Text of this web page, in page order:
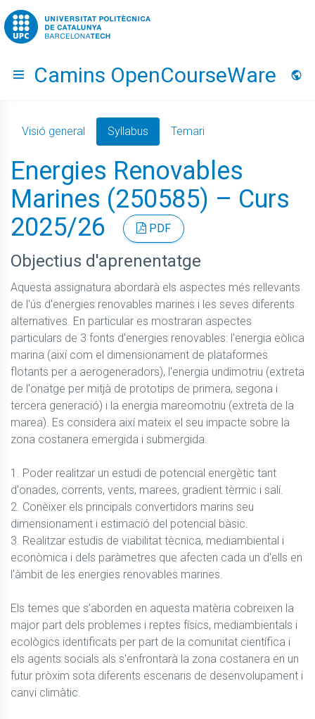
Go to upc.edu
Hide menu
Camins OpenCourseWare
Visió general Syllabus Temari
Energies Renovables
Marines (250585) – Curs
2025/26
PDF
Objectius d'aprenentatge
Aquesta assignatura abordarà els aspectes més rellevants
de l'ús d'energies renovables marines i les seves diferents
alternatives. En particular es mostraran aspectes
particulars de 3 fonts d'energies renovables: l'energia eòlica
marina (així com el dimensionament de plataformes
flotants per a aerogeneradors), l'energia undimotriu (extreta
de l'onatge per mitjà de prototips de primera, segona i
tercera generació) i la energia mareomotriu (extreta de la
marea). Es considera així mateix el seu impacte sobre la
zona costanera emergida i submergida.
1. Poder realitzar un estudi de potencial energètic tant
d'onades, corrents, vents, marees, gradient tèrmic i salí.
2. Conèixer els principals convertidors marins seu
dimensionament i estimació del potencial bàsic.
3. Realitzar estudis de viabilitat tècnica, mediambiental i
econòmica i dels paràmetres que afecten cada un d'ells en
l'àmbit de les energies renovables marines.
Els temes que s'aborden en aquesta matèria cobreixen la
major part dels problemes i reptes físics, mediambientals i
ecològics identificats per part de la comunitat científica i
els agents socials als s'enfrontarà la zona costanera en un
futur pròxim sota diferents escenaris de desenvolupament i
canvi climàtic.